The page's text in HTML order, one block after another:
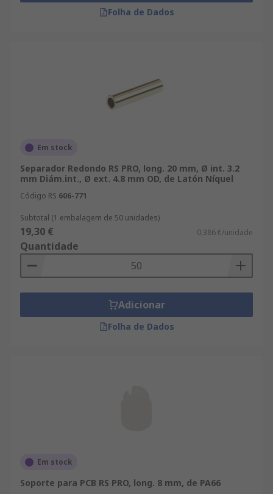
Folha de Dados
Em stock
Separador Redondo RS PRO, long. 20 mm, Ø int. 3.2
mm Diám.int., Ø ext. 4.8 mm OD, de Latón Níquel
Código RS 606-771
Subtotal (1 embalagem de 50 unidades)
19,30 € 0,386 €/unidade
Quantidade
Adicionar
Folha de Dados
Em stock
Soporte para PCB RS PRO, long. 8 mm, de PA66